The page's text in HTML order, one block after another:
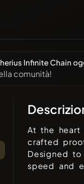
Infinite Chain
comunità!
At the heart
crafted
Designed
speed and